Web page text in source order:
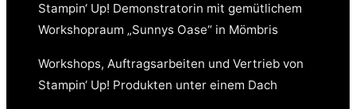
Stampin‘ Up! Demonstratorin mit gemütlichem
Workshopraum „Sunnys Oase“ in Mömbris
Workshops, Auftragsarbeiten und Vertrieb von
Stampin‘ Up! Produkten unter einem Dach